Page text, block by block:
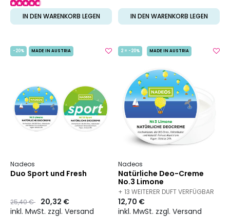
IN DEN WARENKORB LEGEN IN DEN WARENKORB LEGEN
-20% MADE IN AUSTRIA
Nadeos
Duo Sport und Fresh
Preis
25,40 €to 20,32 €
inkl. MwSt. zzgl. Versand
2 = -20% MADE IN AUSTRIA
Nadeos
Natürliche Deo-Creme
No.3 Limone
+ 13 WEITERER DUFT VERFÜGBAR
12,70 €
inkl. MwSt. zzgl. Versand